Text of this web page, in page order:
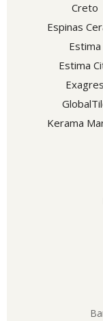
Creto
Espinas
Estima
Estima
Exagres
Kerama